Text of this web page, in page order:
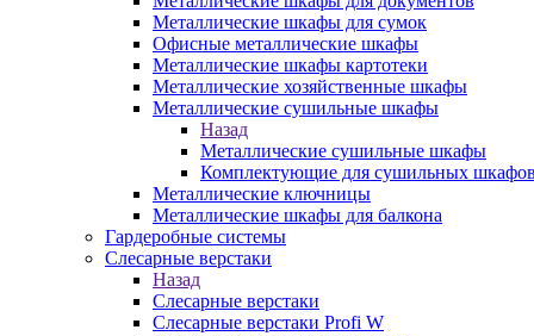
Металлические шкафы для сумок
Офисные металлические шкафы
Металлические шкафы картотеки
Металлические хозяйственные шкафы
Металлические сушильные шкафы
Назад
Металлические сушильные шкафы
Комплектующие для сушильных шкафов
Металлические ключницы
Металлические шкафы для балкона
Гардеробные системы
Слесарные верстаки
Назад
Слесарные верстаки
Слесарные верстаки Profi W